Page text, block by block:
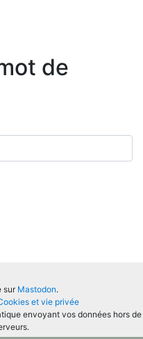
de
sur Mastodon.
et vie privée
envoyant vos données hors de